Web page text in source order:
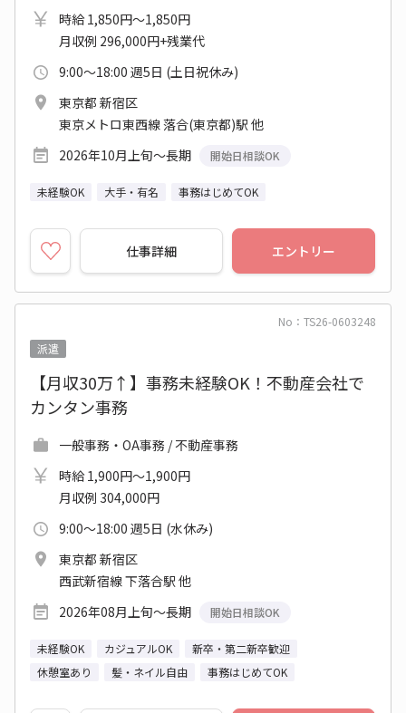
時給 1,850円～1,850円
月収例 296,000円+残業代
9:00～18:00 週5日 (土日祝休み)
東京都 新宿区
東京メトロ東西線 落合(東京都)駅 他
2026年10月上旬～長期
開始日相談OK
未経験OK 大手・有名 事務はじめてOK
仕事詳細 エントリー
No：TS26-0603248
派遣
【月収30万↑】事務未経験OK！不動産会社で
カンタン事務
一般事務・OA事務 / 不動産事務
時給 1,900円～1,900円
月収例 304,000円
9:00～18:00 週5日 (水休み)
東京都 新宿区
西武新宿線 下落合駅 他
2026年08月上旬～長期
開始日相談OK
未経験OK カジュアルOK
新卒・第二新卒歓迎
休憩室あり
髪・ネイル自由 事務はじめてOK